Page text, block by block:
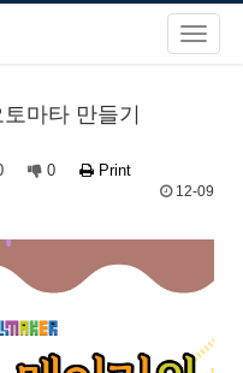
마타 만들기
0
Print
12-09